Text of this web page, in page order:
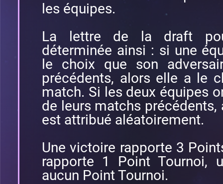
les équipes.
La lettre de la draft
déterminée ainsi : si une
le choix que son
précédents, alors elle a le
match. Si les deux équipes
de leurs matchs
est attribué aléatoirement.
Une victoire rapporte 3
rapporte 1 Point Tournoi,
aucun Point Tournoi.